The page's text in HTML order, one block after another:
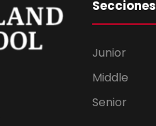
Secciones
Junior
Middle
Senior